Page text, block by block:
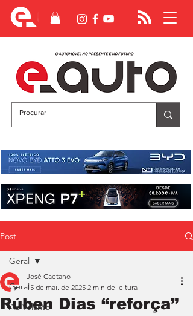
Post
Geral
Ao Volante
Geral
Rúben Dias “reforça”
José Caetano
15 de mai. de 2025 2 min de leitura